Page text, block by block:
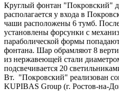
Круглый фонтан "Покровский"
располагается у входа в
чаши расположены 6 тумб.
установлены форсунки с
параболической формы
фонтана. Шар обрамляют 8
из нержавеющей стали
подсвечивается 20
Вт. "Покровский" реализован
KUPIBAS Group (г. Ростов-на-